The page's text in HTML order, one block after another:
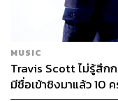
MUSIC
Travis Scott ไม่รู้สึก
มีชื่อเข้าชิงมาแล้ว 10